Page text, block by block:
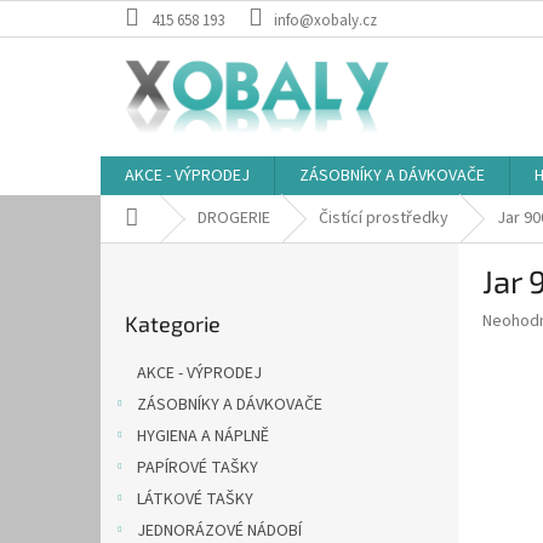
na
415 658 193 info@xobaly.cz
AKCE - VÝPRODEJ ZÁSOBNÍKY A DÁVKOVAČE
Domů DROGERIE Čistící prostředky Jar
kategorie
Kategorie
AKCE - VÝPRODEJ
ZÁSOBNÍKY A DÁVKOVAČE
HYGIENA A NÁPLNĚ
PAPÍROVÉ TAŠKY
LÁTKOVÉ TAŠKY
JEDNORÁZOVÉ NÁDOBÍ
Jar